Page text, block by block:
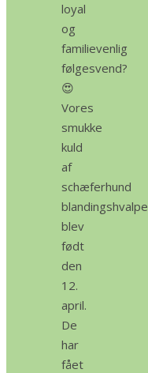
loyal
og
familievenlig
følgesvend?
😍
Vores
smukke
kuld
af
schæferhund
blandingshvalpe
blev
født
den
12.
april.
De
har
fået